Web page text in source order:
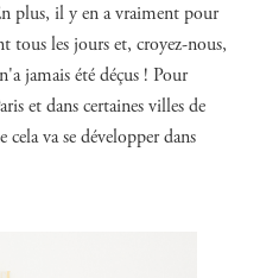
plus, il y en a vraiment pour
tous les jours et, croyez-nous,
jamais été déçus ! Pour
et dans certaines villes de
va se développer dans